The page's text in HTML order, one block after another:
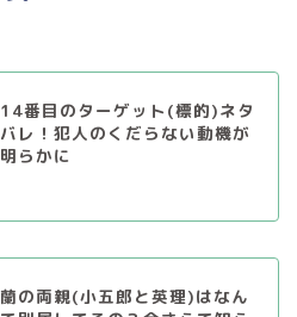
14番目のターゲット(標的)ネタ
バレ！犯人のくだらない動機が
明らかに
蘭の両親(小五郎と英理)はなん